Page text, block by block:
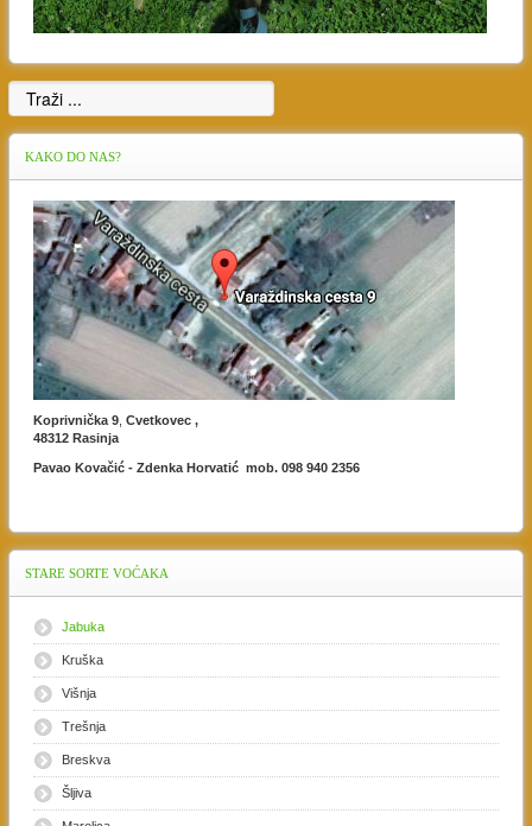
KAKO DO NAS?
Koprivnička 9 Cvetkovec ,
48312 Rasinja
Pavao Kovačić - Zdenka Horvatić mob. 098 940 2356
STARE SORTE VOĆAKA
Jabuka
Kruška
Višnja
Trešnja
Breskva
Šljiva